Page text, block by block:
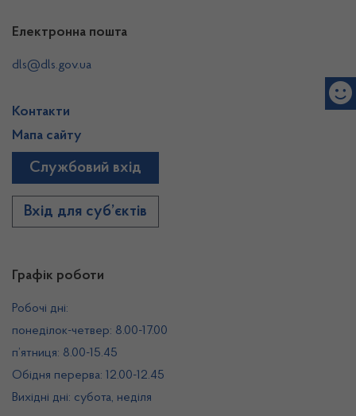
Графік роботи
Робочі дні:
понеділок-четвер: 8.00-17.00
п’ятниця: 8.00-15.45
Обідня перерва: 12.00-12.45
Вихідні дні: субота, неділя
Електронна пошта
dls@dls.gov.ua
Контакти
Мапа сайту
Службовий вхід
Вхід для суб’єктів